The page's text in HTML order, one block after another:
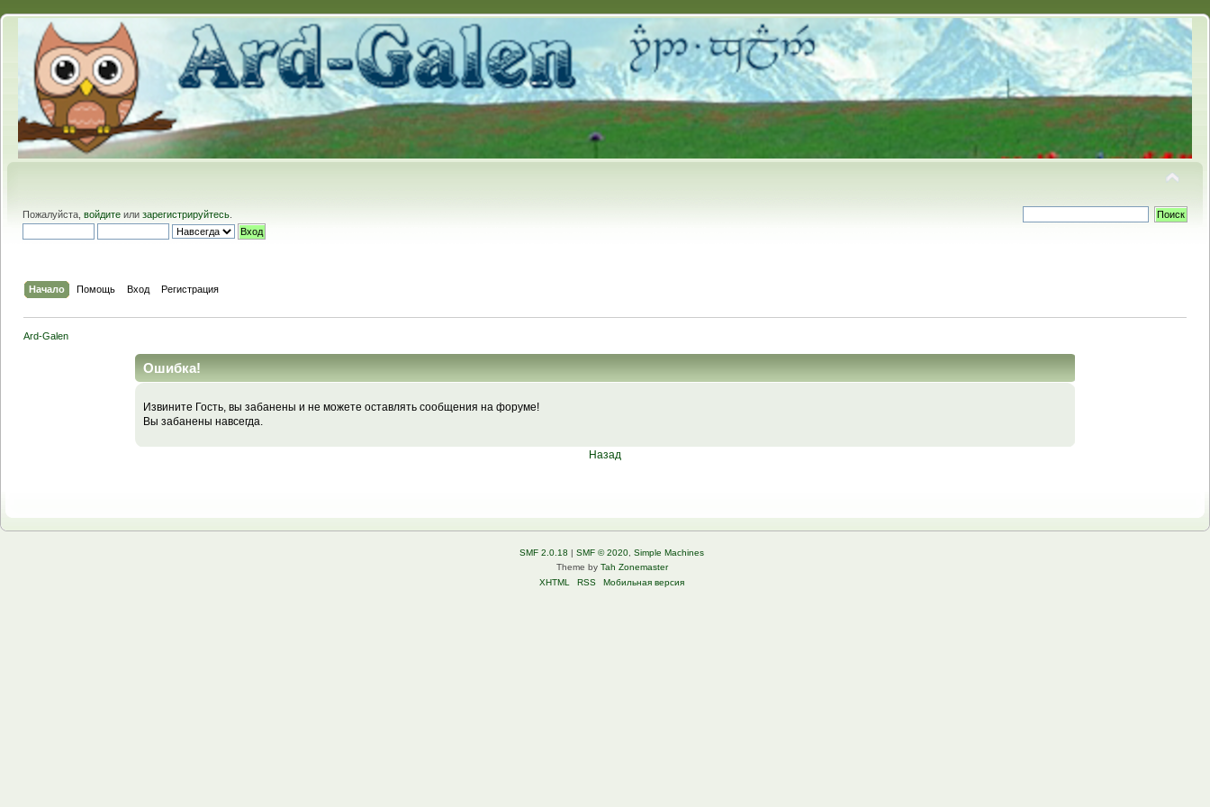
Пожалуйста, войдите или зарегистрируйтесь
Начало Помощь Вход Регистрация
Ard-Galen
Ошибка!
Извините Гость, вы забанены и не можете оставлять сообщения на форуме!
Вы забанены навсегда.
Назад
SMF 2.0.18 | SMF © 2020, Simple Machines
Theme by Tah Zonemaster
XHTML
RSS Мобильная версия